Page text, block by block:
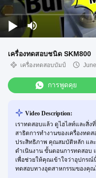
เครื่องทดสอบชนิด SKM800
เครื่องทดสอบบัมป์
การพูดคุย
Video Description:
เราทดสอบแล้ว ดูไฮไลท์และสิ่ง
สาธิตการทำงานของเครื่องทดส
ประสิทธิภาพ คุณสมบัติหลัก และ
ดำเนินงาน ขั้นตอนการทดสอบ
เพื่อช่วยให้คุณเข้าใจว่าอุปกรณ์
ทดสอบทางอุตสาหกรรมของคุณ